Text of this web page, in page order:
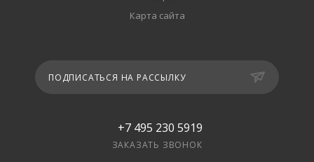
Карта сайта
ПОДПИСАТЬСЯ НА РАССЫЛКУ
+7 495 230 5919
ЗАКАЗАТЬ ЗВОНОК